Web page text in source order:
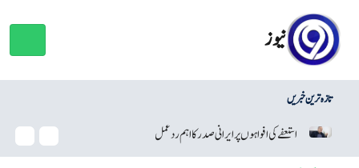
نیوز
تازہ ترین خبریں
افواہوں پر ایرانی صدر کا اہم ردعمل وائٹ ہاؤس بال روم